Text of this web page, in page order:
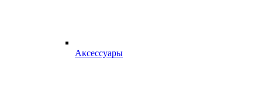
Аксессуары